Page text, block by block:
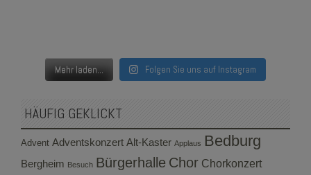
Mehr laden... Folgen Sie uns auf Instagram
HÄUFIG GEKLICKT
Advent Adventskonzert Alt-Kaster Applaus Bedburg
Bergheim Besuch Bürgerhalle Chor Chorkonzert